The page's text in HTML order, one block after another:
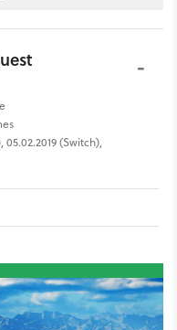
05.02.2019 (Switch),
-